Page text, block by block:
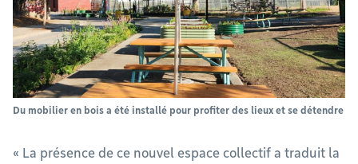
Du mobilier en bois a été installé pour profiter des lieux et se détendre
« La présence de ce nouvel espace collectif a traduit la